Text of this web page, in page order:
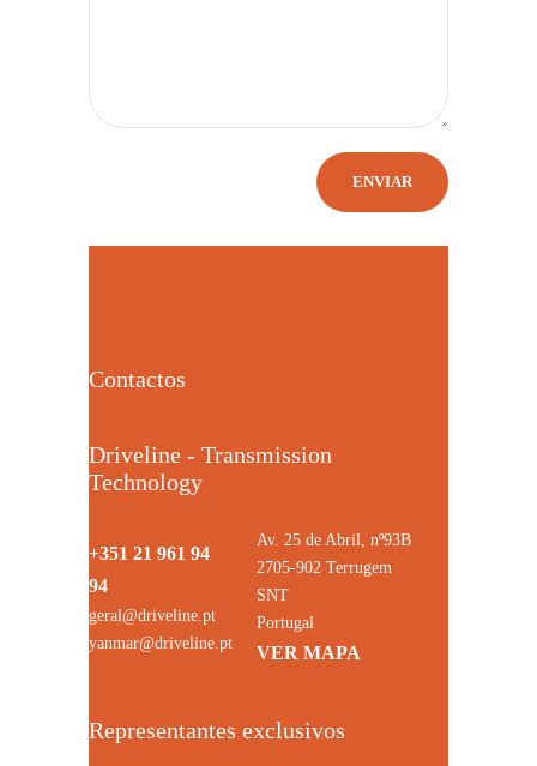
Contactos
Driveline - Transmission
Technology
+351 21 961 94
94
geral@driveline.pt
yanmar@driveline.pt
Av. 25 de Abril, nº93B
2705-902 Terrugem
SNT
Portugal
VER MAPA
Representantes exclusivos